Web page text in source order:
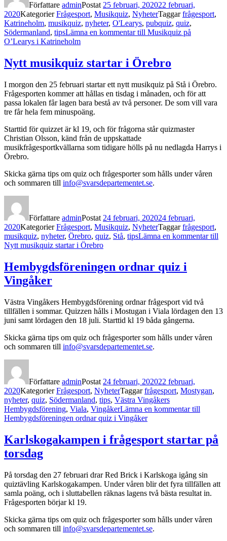
Författare adminPostat25 februari, 202022 februari,
2020KategorierFrågesport, Musikquiz, NyheterTaggarfrågesport,
Katrineholm, musikquiz, nyheter, O'Learys, pubquiz, quiz,
Södermanland, tipsLämna en kommentartill Musikquiz på
O’Learys i Katrineholm
Nytt musikquiz startar i Örebro
I morgon den 25 februari startar ett nytt musikquiz på Stå i Örebro.
Frågesporten kommer att hållas en tisdag i månaden, och för att
passa lokalen får lagen bara bestå av två personer. De som vill vara
tre får hela fem minuspoäng.
Starttid för quizzet är kl 19, och för frågorna står quizmaster
Christian Olsson, känd från de uppskattade
musikfrågesportkvällarna som tidigare hölls på nu nedlagda Harrys i
Örebro.
Skicka gärna tips om quiz och frågesporter som hålls under våren
och sommaren till info@svarsdepartementet.se.
Författare adminPostat 24 februari, 202024 februari,
2020KategorierFrågesport, Musikquiz, NyheterTaggarfrågesport,
musikquiz, nyheter, Örebro, quiz, Stå, tipsLämna en kommentartill
Nytt musikquiz startar i Örebro
Hembygdsföreningen ordnar quiz i
Vingåker
Västra Vingåkers Hembygdsförening ordnar frågesport vid två
tillfällen i sommar. Quizzen hålls i Mostugan i Viala lördagen den 13
juni samt lördagen den 18 juli. Starttid kl 19 båda gångerna.
Skicka gärna tips om quiz och frågesporter som hålls under våren
och sommaren till info@svarsdepartementet.se.
Författare adminPostat 24 februari, 202022 februari,
2020KategorierFrågesport, NyheterTaggarfrågesport, Mostygan,
nyheter, quiz, Södermanland, tips, Västra Vingåkers
Hembygdsförening, Viala, VingåkerLämna en kommentartill
Hembygdsföreningen ordnar quiz i Vingåker
Karlskogakampen i frågesport startar på
torsdag
På torsdag den 27 februari drar Red Brick i Karlskoga igång sin
quiztävling Karlskogakampen. Under våren blir det fyra tillfällen att
samla poäng, och i sluttabellen räknas lagens två bästa resultat in.
Frågesporten börjar kl 19.
Skicka gärna tips om quiz och frågesporter som hålls under våren
och sommaren till info@svarsdepartementet.se.